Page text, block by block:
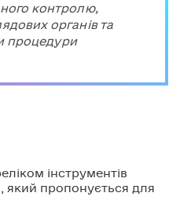
контролю,
органів та
процедури
інструментів
який пропонується для